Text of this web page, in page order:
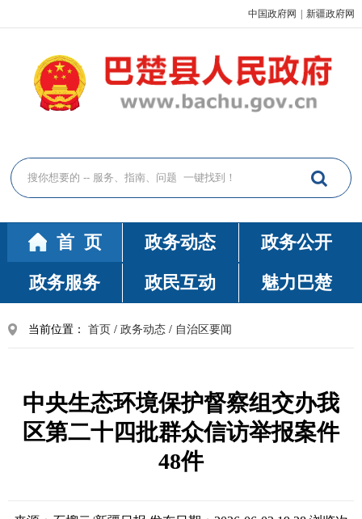
中国政府网 新疆政府网
首 页 政务动态
政务公开
政务服务
政民互动 魅力巴楚
当前位置： 首页 / 政务动态 / 自治区要闻
中央生态环境保护督察组交办我
区第二十四批群众信访举报案件
48件